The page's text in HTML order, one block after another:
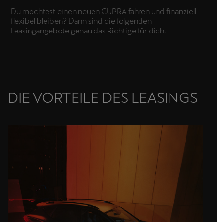
Du möchtest einen neuen CUPRA fahren und finanziell
flexibel bleiben? Dann sind die folgenden
Leasingangebote genau das Richtige für dich.
DIE VORTEILE DES LEASINGS